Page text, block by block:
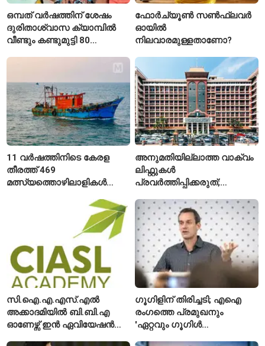
ഒമ്പത് വർഷത്തിന് ശേഷം
ദുരിതാശ്വാസ ക്യാമ്പിൽ
വീണ്ടും കണ്ടുമുട്ടി 80
ഫോർച്യൂൺ സൺഫ്ലവർ
ഓയിൽ
നിലവാരമുള്ളതാണോ?
11 വർഷത്തിനിടെ കേരള
തീരത്ത് 469
മത്സ്യത്തൊഴിലാളികൾ
കാണാതായി, 47,773 പേരെ
അനുമതിയില്ലാത്ത വാക്വം
ലിഫ്റ്റുകൾ
പ്രവർത്തിപ്പിക്കരുത്;
അനുമതിയില്ലാത്ത
ലിഫ്റ്റുകൾക്ക്
ഹൈക്കോടതിയുടെ വിലക്ക്
സി.ഐ.എ.എസ്.എൽ
അക്കാദമിയിൽ ബി.ബി.എ
ഓണേഴ്സ് ഇൻ ഏവിയേഷൻ
ഗൂഗിളിന് തിരിച്ചടി; എഐ
രംഗത്തെ പ്രമുഖനും
'ഏറ്റവും ഗൂഗിൾ